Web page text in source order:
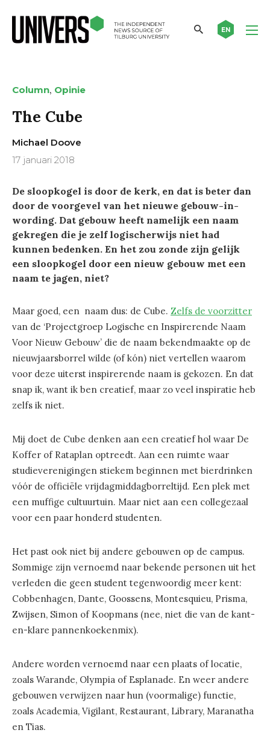
EN
Column, Opinie
The Cube
Michael Doove
17 januari 2018
De sloopkogel is door de kerk, en dat is beter dan
door de voorgevel van het nieuwe gebouw-in-
wording. Dat gebouw heeft namelijk een naam
gekregen die je zelf logischerwijs niet had
kunnen bedenken. En het zou zonde zijn gelijk
een sloopkogel door een nieuw gebouw met een
naam te jagen, niet?
Maar goed, een naam dus: de Cube. Zelfs de voorzitter
van de ‘Projectgroep Logische en Inspirerende Naam
Voor Nieuw Gebouw’ die de naam bekendmaakte op de
nieuwjaarsborrel wilde (of kón) niet vertellen waarom
voor deze uiterst inspirerende naam is gekozen. En dat
snap ik, want ik ben creatief, maar zo veel inspiratie heb
zelfs ik niet.
Mij doet de Cube denken aan een creatief hol waar De
Koffer of Rataplan optreedt. Aan een ruimte waar
studieverenigingen stiekem beginnen met bierdrinken
vóór de officiële vrijdagmiddagborreltijd. Een plek met
een muffige cultuurtuin. Maar niet aan een collegezaal
voor een paar honderd studenten.
Het past ook niet bij andere gebouwen op de campus.
Sommige zijn vernoemd naar bekende personen uit het
verleden die geen student tegenwoordig meer kent:
Cobbenhagen, Dante, Goossens, Montesquieu, Prisma,
Zwijsen, Simon of Koopmans (nee, niet die van de kant-
en-klare pannenkoekenmix).
Andere worden vernoemd naar een plaats of locatie,
zoals Warande, Olympia of Esplanade. En weer andere
gebouwen verwijzen naar hun (voormalige) functie,
zoals Academia, Vigilant, Restaurant, Library, Maranatha
en Tias.